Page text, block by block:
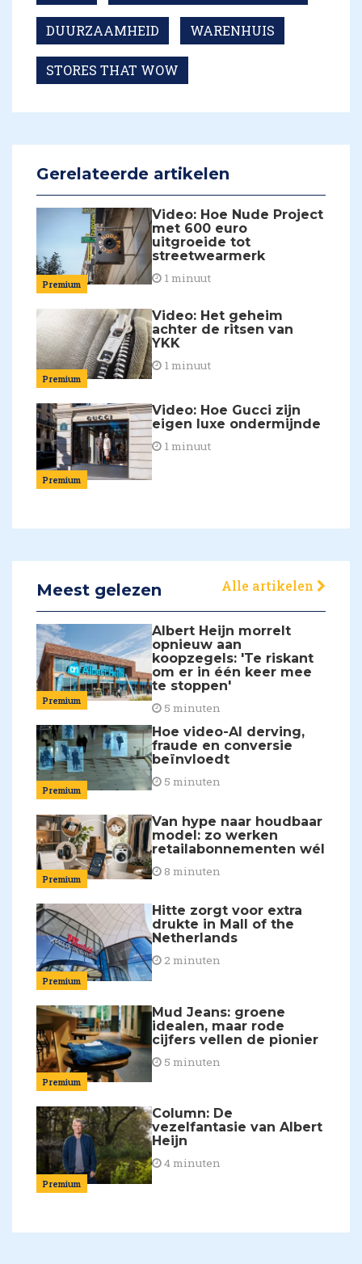
DUURZAAMHEID WARENHUIS
STORES THAT WOW
Gerelateerde artikelen
Premium
Video: Hoe Nude Project
met 600 euro
uitgroeide tot
streetwearmerk
1 minuut
Premium
Video: Het geheim
achter de ritsen van
YKK
1 minuut
Premium
Video: Hoe Gucci zijn
eigen luxe ondermijnde
1 minuut
Meest gelezen Alle artikelen
Premium
Albert Heijn morrelt
opnieuw aan
koopzegels: 'Te riskant
om er in één keer mee
te stoppen'
5 minuten
Premium
Hoe video-AI derving,
fraude en conversie
beïnvloedt
5 minuten
Premium
Van hype naar houdbaar
model: zo werken
retailabonnementen wél
8 minuten
Premium
Hitte zorgt voor extra
drukte in Mall of the
Netherlands
2 minuten
Premium
Mud Jeans: groene
idealen, maar rode
cijfers vellen de pionier
5 minuten
Premium
Column: De
vezelfantasie van Albert
Heijn
4 minuten